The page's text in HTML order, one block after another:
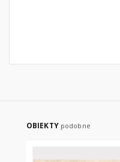
OBIEKTY podobne